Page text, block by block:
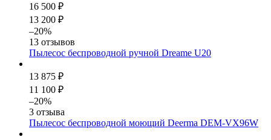
16 500 ₽
13 200 ₽
–20%
13 отзывов
Пылесос беспроводной ручной Dreame U20
13 875 ₽
11 100 ₽
–20%
3 отзыва
Пылесос беспроводной моющий Deerma DEM-VX96W